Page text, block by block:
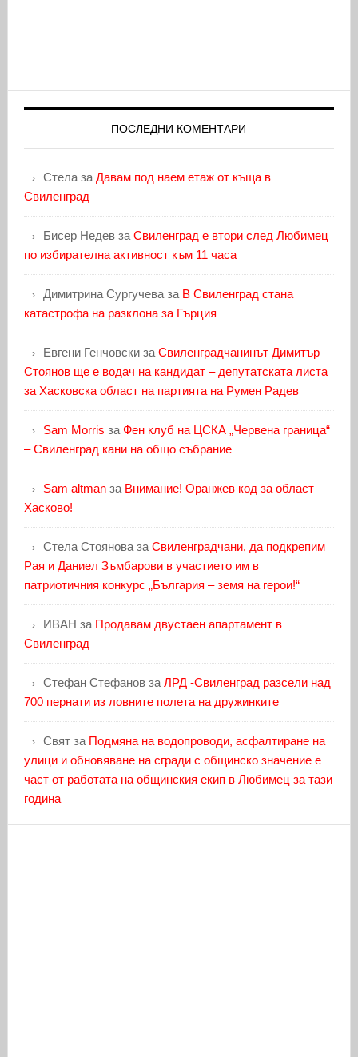
ПОСЛЕДНИ КОМЕНТАРИ
СтелазаДавам под наем етаж от къща в
Свиленград
Бисер НедевзаСвиленград е втори след Любимец
по избирателна активност към 11 часа
Димитрина Сургучеваза В Свиленград стана
катастрофа на разклона за Гърция
Евгени ГенчовскизаСвиленградчанинът Димитър
Стоянов ще е водач на кандидат – депутатската листа
за Хасковска област на партията на Румен Радев
Sam Morris заФен клуб на ЦСКА „Червена граница“
– Свиленград кани на общо събрание
Sam altmanза Внимание! Оранжев код за област
Хасково!
Стела СтояновазаСвиленградчани, да подкрепим
Рая и Даниел Зъмбарови в участието им в
патриотичния конкурс „България – земя на герои!“
ИВАН за Продавам двустаен апартамент в
Свиленград
Стефан СтефановзаЛРД -Свиленград разсели над
700 пернати из ловните полета на дружинките
Святза Подмяна на водопроводи, асфалтиране на
улици и обновяване на сгради с общинско значение е
част от работата на общинския екип в Любимец за тази
година